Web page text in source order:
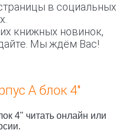
в социальных
книжных новинок,
Мы ждём Вас!
А блок 4"
4" читать онлайн или